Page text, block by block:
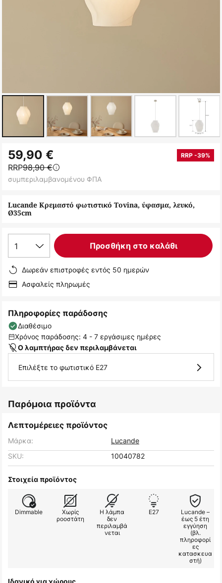
στην
αρχή
της
εικόνων
Lucande Κρεμαστό φωτιστικό Tovina, ύφασμα, λευκό,
Ø35cm
59,90 € RRP -39%
RRP98,90 €
συμπεριλαμβανομένου ΦΠΑ
1 Προσθήκη στο καλάθι
Δωρεάν επιστροφές εντός 50 ημερών
Ασφαλείς πληρωμές
Πληροφορίες παράδοσης
Διαθέσιμο
Χρόνος παράδοσης: 4 - 7 εργάσιμες ημέρες
Ο λαμπτήρας δεν περιλαμβάνεται
Επιλέξτε το φωτιστικό E27
Παρόμοια προϊόντα
Λεπτομέρειες προϊόντος
Μάρκα:
Lucande
SKU:
10040782
Στοιχεία προϊόντος
Dimmable
Χωρίς
ροοστάτη
Η λάμπα
δεν
περιλαμβά
νεται
E27
Lucande –
έως 5 έτη
εγγύηση
(βλ.
πληροφορί
ες
κατασκευα
στή)